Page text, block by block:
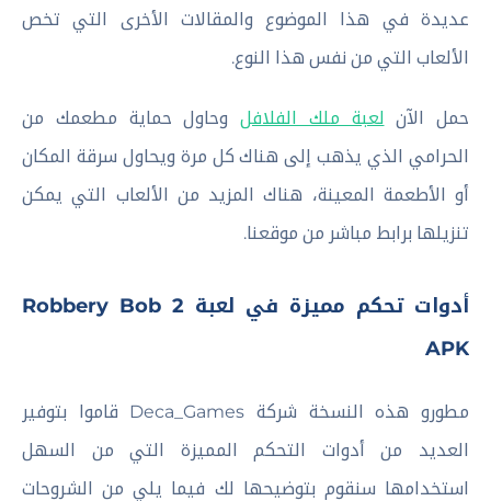
عديدة في هذا الموضوع والمقالات الأخرى التي تخص
الألعاب التي من نفس هذا النوع.
حمل الآن لعبة ملك الفلافل وحاول حماية مطعمك من
الحرامي الذي يذهب إلى هناك كل مرة ويحاول سرقة المكان
أو الأطعمة المعينة، هناك المزيد من الألعاب التي يمكن
تنزيلها برابط مباشر من موقعنا.
أدوات تحكم مميزة في لعبة Robbery Bob 2
APK
مطورو هذه النسخة شركة Deca_Games قاموا بتوفير
العديد من أدوات التحكم المميزة التي من السهل
استخدامها سنقوم بتوضيحها لك فيما يلي من الشروحات